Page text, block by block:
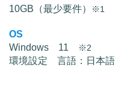
10GB（最少要件）
※1
OS
Windows 11
※2
環境設定 言語：日本語